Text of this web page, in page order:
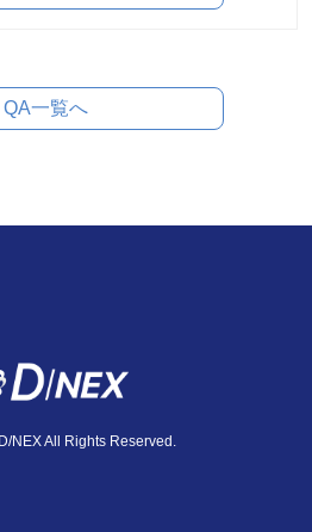
QA一覧へ
NEX All Rights Reserved.